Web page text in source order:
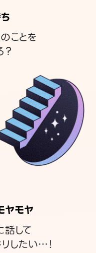
ことを
ヤモヤ
して
したい…！